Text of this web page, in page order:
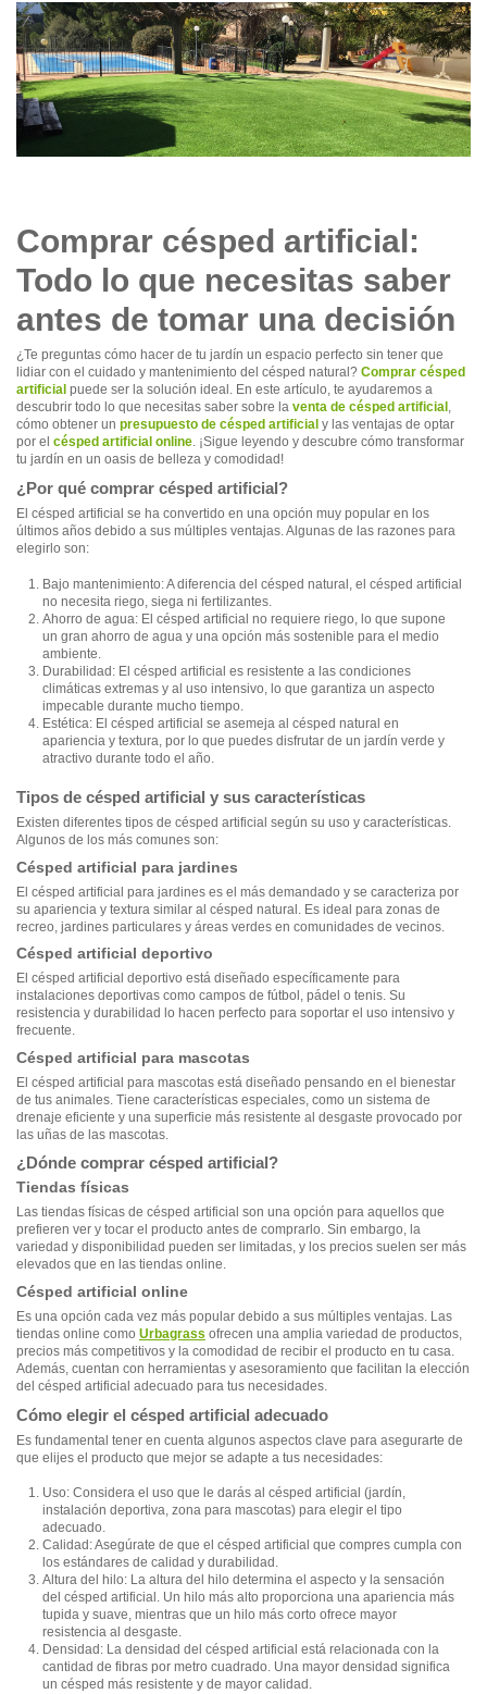
Comprar césped artificial:
Todo lo que necesitas saber
antes de tomar una decisión
¿Te preguntas cómo hacer de tu jardín un espacio perfecto sin tener que
lidiar con el cuidado y mantenimiento del césped natural? Comprar césped
artificial puede ser la solución ideal. En este artículo, te ayudaremos a
descubrir todo lo que necesitas saber sobre la venta de césped artificial ,
cómo obtener un presupuesto de césped artificial y las ventajas de optar
por el césped artificial online. ¡Sigue leyendo y descubre cómo transformar
tu jardín en un oasis de belleza y comodidad!
¿Por qué comprar césped artificial?
El césped artificial se ha convertido en una opción muy popular en los
últimos años debido a sus múltiples ventajas. Algunas de las razones para
elegirlo son:
Bajo mantenimiento: A diferencia del césped natural, el césped artificial
no necesita riego, siega ni fertilizantes.
Ahorro de agua: El césped artificial no requiere riego, lo que supone
un gran ahorro de agua y una opción más sostenible para el medio
ambiente.
Durabilidad: El césped artificial es resistente a las condiciones
climáticas extremas y al uso intensivo, lo que garantiza un aspecto
impecable durante mucho tiempo.
Estética: El césped artificial se asemeja al césped natural en
apariencia y textura, por lo que puedes disfrutar de un jardín verde y
atractivo durante todo el año.
Tipos de césped artificial y sus características
Existen diferentes tipos de césped artificial según su uso y características.
Algunos de los más comunes son:
Césped artificial para jardines
El césped artificial para jardines es el más demandado y se caracteriza por
su apariencia y textura similar al césped natural. Es ideal para zonas de
recreo, jardines particulares y áreas verdes en comunidades de vecinos.
Césped artificial deportivo
El césped artificial deportivo está diseñado específicamente para
instalaciones deportivas como campos de fútbol, pádel o tenis. Su
resistencia y durabilidad lo hacen perfecto para soportar el uso intensivo y
frecuente.
Césped artificial para mascotas
El césped artificial para mascotas está diseñado pensando en el bienestar
de tus animales. Tiene características especiales, como un sistema de
drenaje eficiente y una superficie más resistente al desgaste provocado por
las uñas de las mascotas.
¿Dónde comprar césped artificial?
Tiendas físicas
Las tiendas físicas de césped artificial son una opción para aquellos que
prefieren ver y tocar el producto antes de comprarlo. Sin embargo, la
variedad y disponibilidad pueden ser limitadas, y los precios suelen ser más
elevados que en las tiendas online.
Césped artificial online
Es una opción cada vez más popular debido a sus múltiples ventajas. Las
tiendas online como Urbagrass ofrecen una amplia variedad de productos,
precios más competitivos y la comodidad de recibir el producto en tu casa.
Además, cuentan con herramientas y asesoramiento que facilitan la elección
del césped artificial adecuado para tus necesidades.
Cómo elegir el césped artificial adecuado
Es fundamental tener en cuenta algunos aspectos clave para asegurarte de
que elijes el producto que mejor se adapte a tus necesidades:
Uso: Considera el uso que le darás al césped artificial (jardín,
instalación deportiva, zona para mascotas) para elegir el tipo
adecuado.
Calidad: Asegúrate de que el césped artificial que compres cumpla con
los estándares de calidad y durabilidad.
Altura del hilo: La altura del hilo determina el aspecto y la sensación
del césped artificial. Un hilo más alto proporciona una apariencia más
tupida y suave, mientras que un hilo más corto ofrece mayor
resistencia al desgaste.
Densidad: La densidad del césped artificial está relacionada con la
cantidad de fibras por metro cuadrado. Una mayor densidad significa
un césped más resistente y de mayor calidad.